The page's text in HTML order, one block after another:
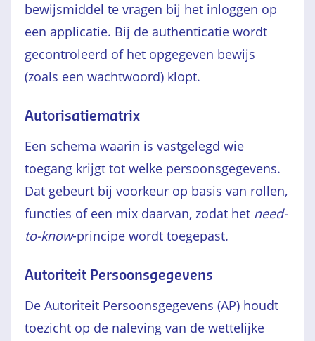
bewijsmiddel te vragen bij het inloggen op
een applicatie. Bij de authenticatie wordt
gecontroleerd of het opgegeven bewijs
(zoals een wachtwoord) klopt.
Autorisatiematrix
Een schema waarin is vastgelegd wie
toegang krijgt tot welke persoonsgegevens.
Dat gebeurt bij voorkeur op basis van rollen,
functies of een mix daarvan, zodat het need-
to-know-principe wordt toegepast.
Autoriteit Persoonsgegevens
De Autoriteit Persoonsgegevens (AP) houdt
toezicht op de naleving van de wettelijke